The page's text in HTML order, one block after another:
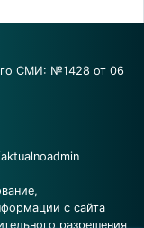
СМИ: №1428 от 06
с сайта
разрешения